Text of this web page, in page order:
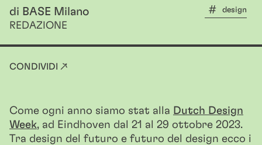
di BASE Milano
REDAZIONE
design
CONDIVIDI ↗
Come ogni anno siamo stat alla Dutch Design
Week, ad Eindhoven dal 21 al 29 ottobre 2023.
Tra design del futuro e futuro del design ecco i